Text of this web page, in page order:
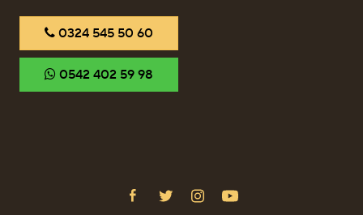
‎0324 545 50 60
‎0542 402 59 98